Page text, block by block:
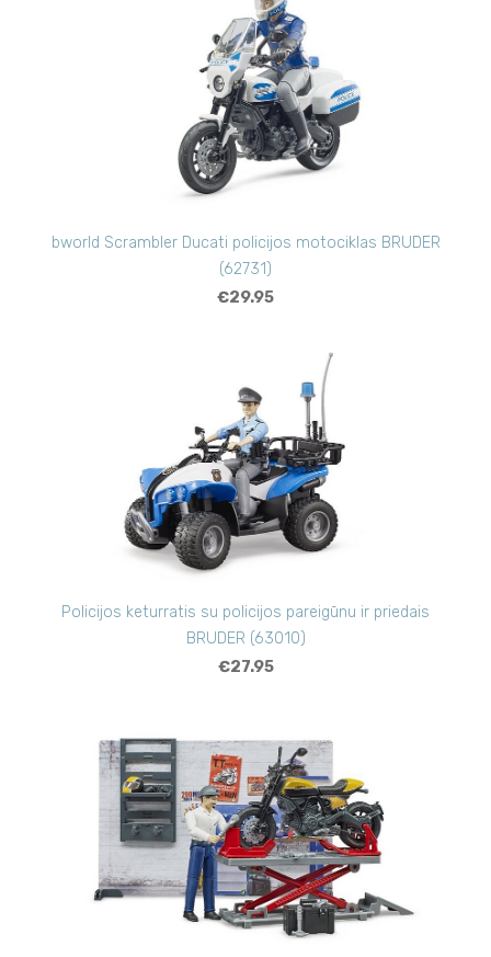
bworld Scrambler Ducati policijos motociklas BRUDER
(62731)
€29.95
Policijos keturratis su policijos pareigūnu ir priedais
BRUDER (63010)
€27.95